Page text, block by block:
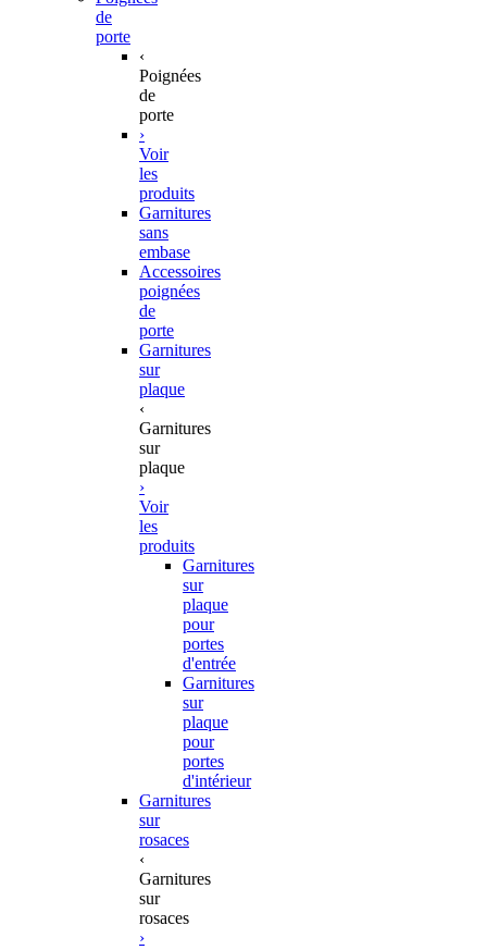
de
porte
‹
Poignées
de
porte
›
Voir
les
produits
Garnitures
sans
embase
Accessoires
poignées
de
porte
Garnitures
sur
plaque
‹
Garnitures
sur
plaque
›
Voir
les
produits
Garnitures
sur
plaque
pour
portes
d'entrée
Garnitures
sur
plaque
pour
portes
d'intérieur
Garnitures
sur
rosaces
‹
Garnitures
sur
rosaces
›